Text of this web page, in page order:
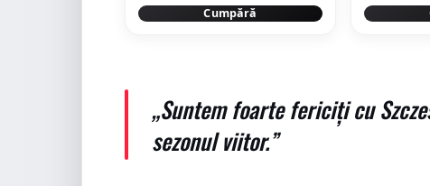
Cumpără
„Suntem foarte fericiți cu
sezonul viitor.”